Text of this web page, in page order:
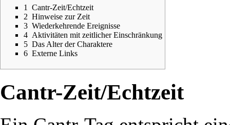
1
Cantr-Zeit/Echtzeit
2 Hinweise zur Zeit
3 Wiederkehrende Ereignisse
4 Aktivitäten mit zeitlicher Einschränkung
5 Das Alter der Charaktere
6 Externe Links
Cantr-Zeit/Echtzeit